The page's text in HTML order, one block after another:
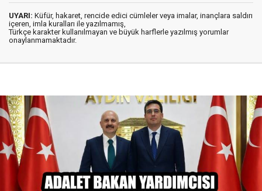
UYARI: Küfür, hakaret, rencide edici cümleler veya imalar, inançlara saldırı
içeren, imla kuralları ile yazılmamış,
Türkçe karakter kullanılmayan ve büyük harflerle yazılmış yorumlar
onaylanmamaktadır.